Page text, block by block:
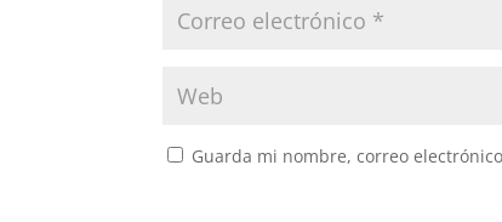
Guarda mi nombre, correo